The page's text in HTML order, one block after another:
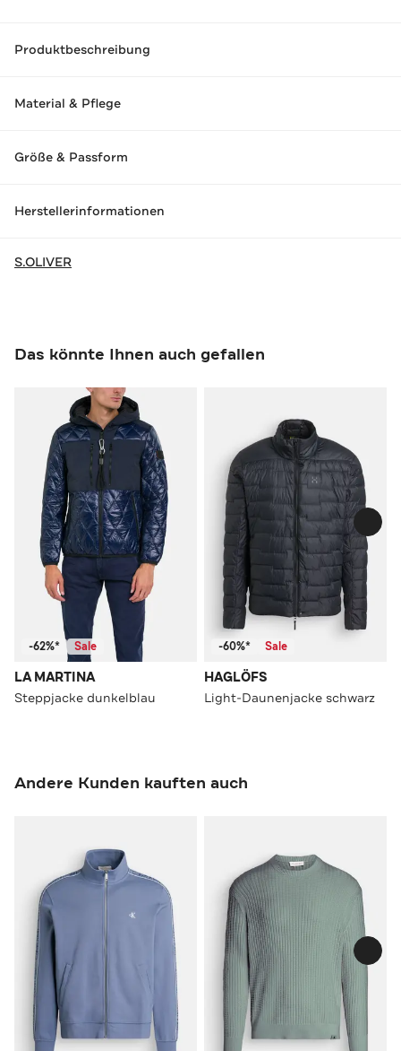
Produktbeschreibung
Material & Pflege
Größe & Passform
Herstellerinformationen
S.OLIVER
Das könnte Ihnen auch gefallen
-62%* Sale
LA MARTINA
Steppjacke dunkelblau
-60%* Sale
HAGLÖFS
Light-Daunenjacke schwarz
Andere Kunden kauften auch